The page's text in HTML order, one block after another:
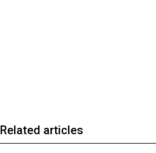
Related articles